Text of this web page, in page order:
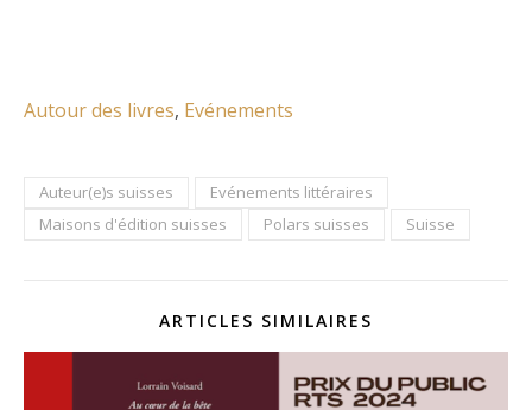
Autour des livres, Evénements
Auteur(e)s suisses
Evénements littéraires
Maisons d'édition suisses
Polars suisses Suisse
ARTICLES SIMILAIRES